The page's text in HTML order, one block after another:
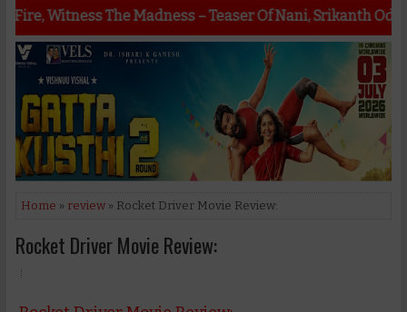
The Madness – Teaser Of Nani, Srikanth Odela,
Home » review » Rocket Driver Movie Review:
Rocket Driver Movie Review: